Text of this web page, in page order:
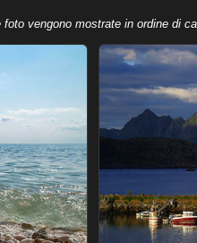
vengono mostrate in ordine di